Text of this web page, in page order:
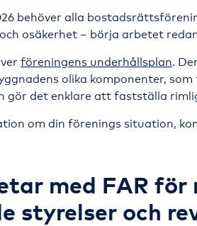
behöver alla
osäkerhet – börja arbetet
föreningens underhållsplan.
olika komponenter,
gör det enklare att fastställa
om din förenings situation,
med FAR för
styrelser och